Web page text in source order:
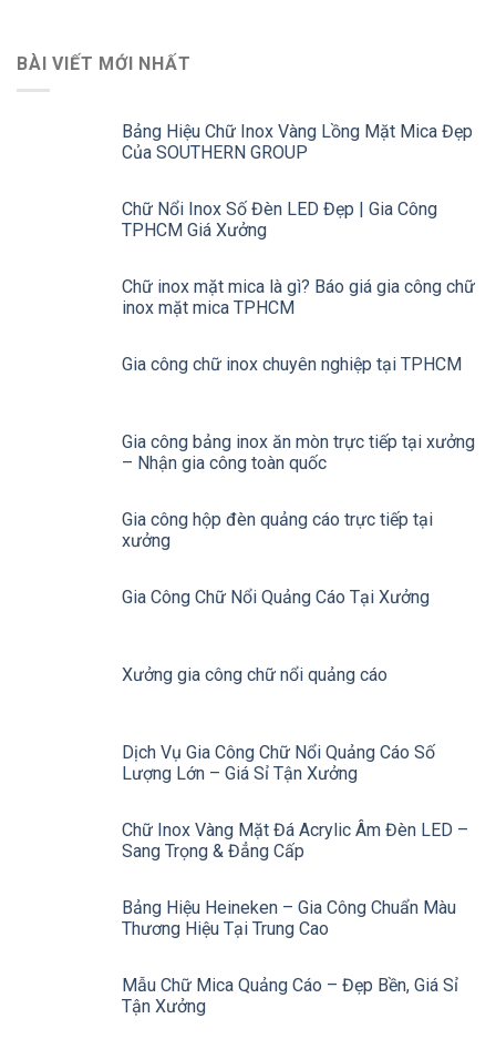
BÀI VIẾT MỚI NHẤT
Bảng Hiệu Chữ Inox Vàng Lồng Mặt Mica Đẹp
Của SOUTHERN GROUP
Chữ Nổi Inox Số Đèn LED Đẹp | Gia Công
TPHCM Giá Xưởng
Chữ inox mặt mica là gì? Báo giá gia công chữ
inox mặt mica TPHCM
Gia công chữ inox chuyên nghiệp tại TPHCM
Gia công bảng inox ăn mòn trực tiếp tại xưởng
– Nhận gia công toàn quốc
Gia công hộp đèn quảng cáo trực tiếp tại
xưởng
Gia Công Chữ Nổi Quảng Cáo Tại Xưởng
Xưởng gia công chữ nổi quảng cáo
Dịch Vụ Gia Công Chữ Nổi Quảng Cáo Số
Lượng Lớn – Giá Sỉ Tận Xưởng
Chữ Inox Vàng Mặt Đá Acrylic Âm Đèn LED –
Sang Trọng & Đẳng Cấp
Bảng Hiệu Heineken – Gia Công Chuẩn Màu
Thương Hiệu Tại Trung Cao
Mẫu Chữ Mica Quảng Cáo – Đẹp Bền, Giá Sỉ
Tận Xưởng